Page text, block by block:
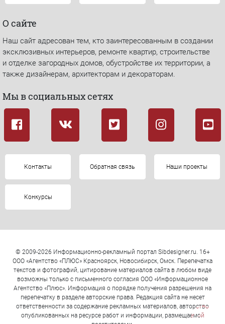
О сайте
Наш сайт адресован тем, кто заинтересованным в создании
эксклюзивных интерьеров, ремонте квартир, строительстве
и отделке загородных домов, обустройстве их территории, а
также дизайнерам, архитекторам и декораторам.
Мы в социальных сетях
Контакты Обратная связь Наши проекты
Конкурсы
© 2009-2026 Информационно-рекламный портал Sibdesigner.ru. 16+
ООО «Агентство «ПЛЮС» Красноярск, Новосибирск, Омск. Перепечатка
текстов и фотографий, цитирование материалов сайта в любом виде
возможны только с письменного согласия ООО «Информационное
Агентство «Плюс». Информация о порядке получения разрешения на
перепечатку в разделе авторские права. Редакция сайта не несет
ответственности за содержание рекламных материалов, авторство
опубликованных на ресурсе работ и информации, размещаемой